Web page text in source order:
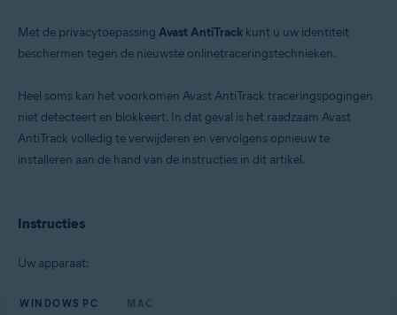
Producten:
Besturingssystemen:
Microsoft Windows 11 Home / Pro / Enterprise / Education
Microsoft Windows 10 Home / Pro / Enterprise / Education – 32-/64-bits
Enterprise / Ultimate – Service Pack 1, 32-/64-bits
Apple macOS 11.x (Big Sur)
Apple macOS 10.14.x (Mojave)
Met de privacytoepassing Avast AntiTrack kunt u uw identiteit
beschermen tegen de nieuwste onlinetraceringstechnieken.
Heel soms kan het voorkomen Avast AntiTrack traceringspogingen
niet detecteert en blokkeert. In dat geval is het raadzaam Avast
AntiTrack volledig te verwijderen en vervolgens opnieuw te
installeren aan de hand van de instructies in dit artikel.
Instructies
Uw apparaat:
WINDOWS PC MAC